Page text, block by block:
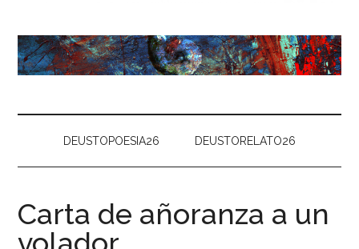
DEUSTOPOESIA26 DEUSTORELATO26
Carta de añoranza a un